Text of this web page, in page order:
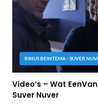
RINUS BEINTEMA - SUVER
Video’s – Wat
Suver Nuver